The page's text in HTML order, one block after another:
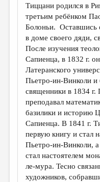
Тиццани родился в
третьим ребёнком
Болоньи. Оставшись
в доме своего дяди,
После изучения
Сапиенца, в 1832 г.
Латеранского
Пьетро-ин-Винколи и
священники в 1834
преподавал
базилики и историю
Сапиенца. В 1841 г.
первую книгу и стал
Пьетро-ин-Винколи, а
стал настоятелем
ле-мура. Тесно
художников,